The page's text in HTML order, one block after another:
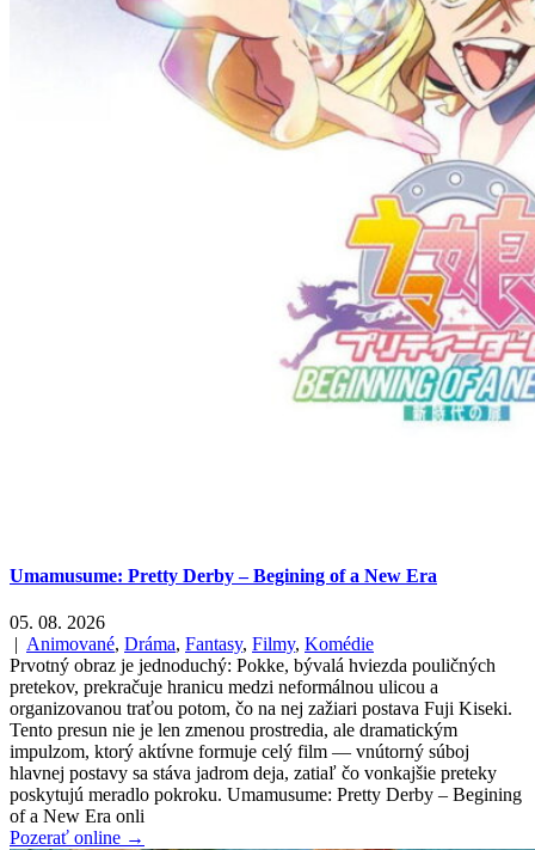
Umamusume: Pretty Derby – Begining of a New Era
05. 08. 2026
| Animované, Dráma, Fantasy, Filmy, Komédie
Prvotný obraz je jednoduchý: Pokke, bývalá hviezda pouličných
pretekov, prekračuje hranicu medzi neformálnou ulicou a
organizovanou traťou potom, čo na nej zažiari postava Fuji Kiseki.
Tento presun nie je len zmenou prostredia, ale dramatickým
impulzom, ktorý aktívne formuje celý film — vnútorný súboj
hlavnej postavy sa stáva jadrom deja, zatiaľ čo vonkajšie preteky
poskytujú meradlo pokroku. Umamusume: Pretty Derby – Begining
of a New Era onli
Pozerať online →